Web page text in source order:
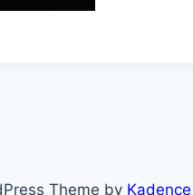
Theme by